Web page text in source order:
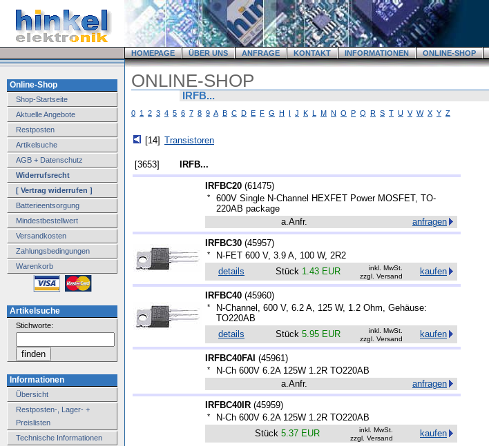
HOMEPAGE ÜBER UNS ANFRAGE KONTAKT INFORMATIONEN ONLINE-SHOP
Online-Shop
Shop-Startseite
Aktuelle Angebote
Restposten
Artikelsuche
AGB + Datenschutz
Widerrufsrecht
[ Vertrag widerrufen ]
Batterieentsorgung
Mindestbestellwert
Versandkosten
Zahlungsbedingungen
Warenkorb
Artikelsuche
Stichworte:
Informationen
Übersicht
Restposten-, Lager- +
Preislisten
Technische Informationen
ONLINE-SHOP
IRFB...
0 1 2 3 4 5 6 7 8 9 A B C D E F G H I J K L M N O P Q R S T U V W X Y Z
[14] Transistoren
[3653] IRFB...
IRFBC20 (61475)
*
600V Single N-Channel HEXFET Power MOSFET, TO-
220AB package
a.Anfr.
anfragen
IRFBC30 (45957)
*
N-FET 600 V, 3.9 A, 100 W, 2R2
details
Stück 1.43 EUR
inkl. MwSt.
zzgl. Versand
kaufen
IRFBC40 (45960)
*
N-Channel, 600 V, 6.2 A, 125 W, 1.2 Ohm, Gehäuse:
TO220AB
details
Stück 5.95 EUR
inkl. MwSt.
zzgl. Versand
kaufen
IRFBC40FAI (45961)
*
N-Ch 600V 6.2A 125W 1.2R TO220AB
a.Anfr.
anfragen
IRFBC40IR (45959)
*
N-Ch 600V 6.2A 125W 1.2R TO220AB
Stück 5.37 EUR
inkl. MwSt.
zzgl. Versand
kaufen